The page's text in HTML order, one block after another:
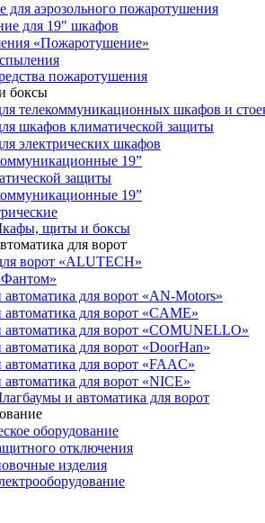
для аэрозольного пожаротушения
для 19" шкафов
«Пожаротушение»
пожаротушения
боксы
телекоммуникационных шкафов и
шкафов климатической защиты
электрических шкафов
19”
защиты
19”
щиты и боксы
для ворот
ворот «ALUTECH»
для ворот «AN-Motors»
для ворот «CAME»
для ворот «COMUNELLO»
для ворот «DoorHan»
для ворот «FAAC»
для ворот «NICE»
и автоматика для ворот
оборудование
отключения
изделия